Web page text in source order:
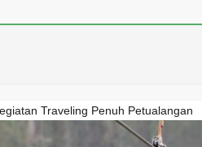
Traveling Penuh Petualangan